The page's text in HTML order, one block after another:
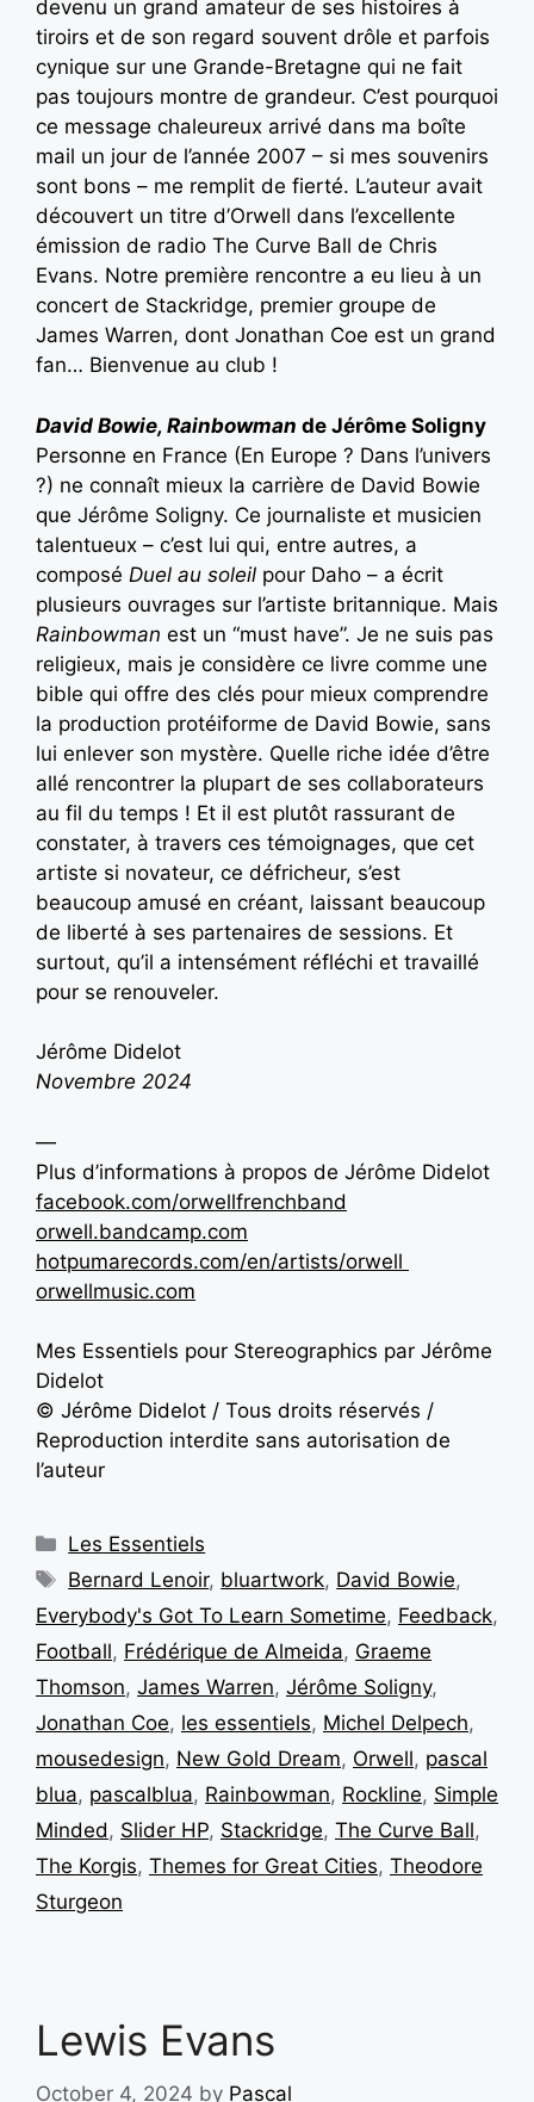
devenu un grand amateur de ses histoires à
tiroirs et de son regard souvent drôle et parfois
cynique sur une Grande-Bretagne qui ne fait
pas toujours montre de grandeur. C’est pourquoi
ce message chaleureux arrivé dans ma boîte
mail un jour de l’année 2007 – si mes souvenirs
sont bons – me remplit de fierté. L’auteur avait
découvert un titre d’Orwell dans l’excellente
émission de radio The Curve Ball de Chris
Evans. Notre première rencontre a eu lieu à un
concert de Stackridge, premier groupe de
James Warren, dont Jonathan Coe est un grand
fan… Bienvenue au club !
David Bowie, Rainbowman de Jérôme Soligny
Personne en France (En Europe ? Dans l’univers
?) ne connaît mieux la carrière de David Bowie
que Jérôme Soligny. Ce journaliste et musicien
talentueux – c’est lui qui, entre autres, a
composé Duel au soleil pour Daho – a écrit
plusieurs ouvrages sur l’artiste britannique. Mais
Rainbowman est un “must have”. Je ne suis pas
religieux, mais je considère ce livre comme une
bible qui offre des clés pour mieux comprendre
la production protéiforme de David Bowie, sans
lui enlever son mystère. Quelle riche idée d’être
allé rencontrer la plupart de ses collaborateurs
au fil du temps ! Et il est plutôt rassurant de
constater, à travers ces témoignages, que cet
artiste si novateur, ce défricheur, s’est
beaucoup amusé en créant, laissant beaucoup
de liberté à ses partenaires de sessions. Et
surtout, qu’il a intensément réfléchi et travaillé
pour se renouveler.
Jérôme Didelot
Novembre 2024
—
Plus d’informations à propos de Jérôme Didelot
facebook.com/orwellfrenchband
orwell.bandcamp.com
hotpumarecords.com/en/artists/orwell
orwellmusic.com
Mes Essentiels pour Stereographics par Jérôme
Didelot
© Jérôme Didelot / Tous droits réservés /
Reproduction interdite sans autorisation de
l’auteur
Les Essentiels
Bernard Lenoir, bluartwork, David Bowie,
Everybody's Got To Learn Sometime, Feedback,
Football, Frédérique de Almeida, Graeme
Thomson, James Warren, Jérôme Soligny,
Jonathan Coe, les essentiels, Michel Delpech,
mousedesign, New Gold Dream, Orwell, pascal
blua, pascalblua, Rainbowman, Rockline, Simple
Minded, Slider HP, Stackridge, The Curve Ball,
The Korgis, Themes for Great Cities, Theodore
Sturgeon
Lewis Evans
October 4, 2024 by Pascal